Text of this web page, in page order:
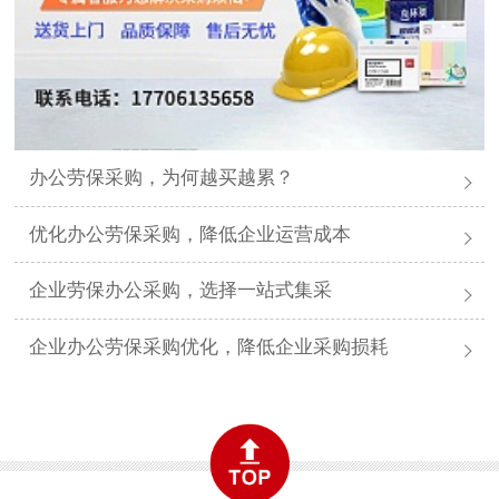
办公劳保采购，为何越买越累？
优化办公劳保采购，降低企业运营成本
企业劳保办公采购，选择一站式集采
企业办公劳保采购优化，降低企业采购损耗